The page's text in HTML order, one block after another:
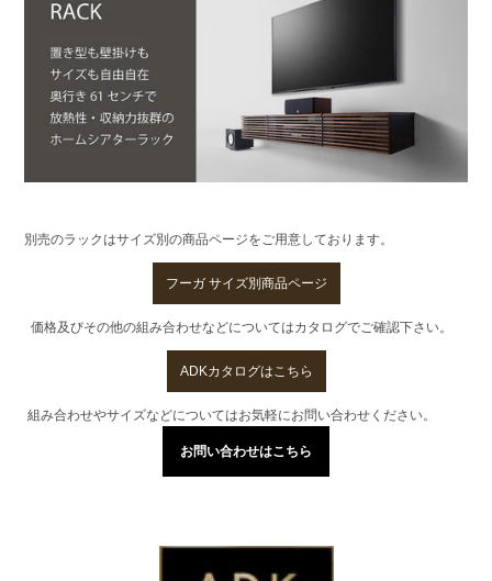
別売のラックはサイズ別の商品ページをご用意しております。
フーガ サイズ別商品ページ
価格及びその他の組み合わせなどについてはカタログでご確認下さい。
ADKカタログはこちら
組み合わせやサイズなどについてはお気軽にお問い合わせください。
お問い合わせはこちら